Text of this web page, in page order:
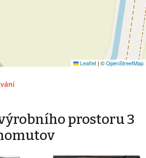
Leaflet | ©OpenStreetMap
prostoru 3